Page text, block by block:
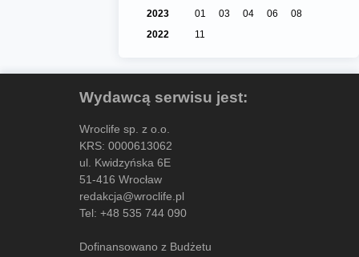
2023
01 03 04 06
08
2022
11
Wydawcą serwisu jest:
Wroclife sp. z o.o.
KRS: 0000613062
ul. Kwidzyńska 6E
51-416 Wrocław
redakcja@wroclife.pl
Tel: +48 535 744 090
Dofinansowano z Budżetu